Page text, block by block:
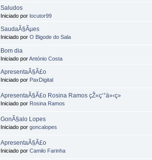
Saludos
Iniciado por locutor99
SaudaÃ§Ãµes
Iniciado por O Bigode do Sala
Bom dia
Iniciado porAntónio Costa
ApresentaÃ§Ã£o
Iniciado por PaxDigital
ApresentaÃ§Ã£o Rosina Ramos çŽ«ç‘°ä»‹ç»
Iniciado por Rosina Ramos
GonÃ§alo Lopes
Iniciado por goncalopes
ApresentaÃ§Ã£o
Iniciado por Camilo Farinha